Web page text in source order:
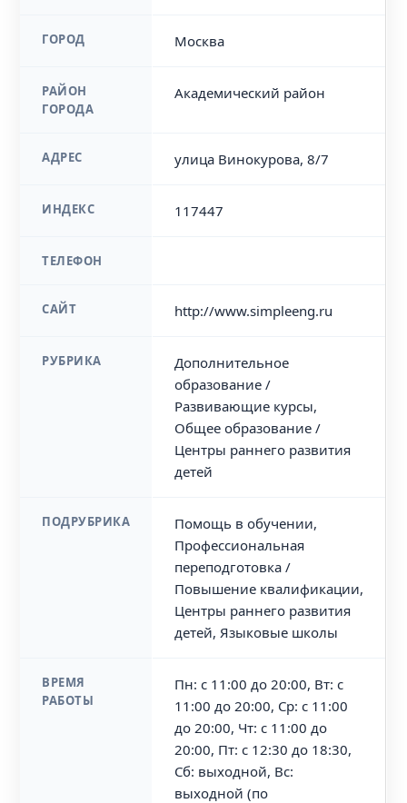
ГОРОД Москва
РАЙОН
ГОРОДА
Академический район
АДРЕС улица Винокурова, 8/7
ИНДЕКС 117447
ТЕЛЕФОН
САЙТ http://www.simpleeng.ru
РУБРИКА
Дополнительное
образование /
Развивающие курсы,
Общее образование /
Центры раннего развития
детей
ПОДРУБРИКА
Помощь в обучении,
Профессиональная
переподготовка /
Повышение квалификации,
Центры раннего развития
детей, Языковые школы
ВРЕМЯ
РАБОТЫ
Пн: с 11:00 до 20:00, Вт: с
11:00 до 20:00, Ср: с 11:00
до 20:00, Чт: с 11:00 до
20:00, Пт: с 12:30 до 18:30,
Сб: выходной, Вс:
выходной (по